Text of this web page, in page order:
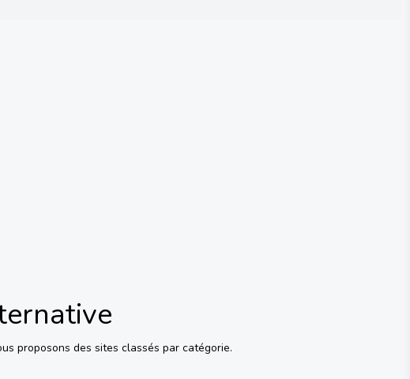
proposons des sites classés par catégorie.